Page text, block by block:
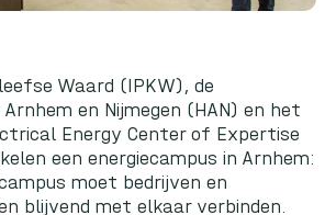
Waard (IPKW), de
en Nijmegen (HAN) en het
Energy Center of Expertise
een energiecampus in Arnhem:
moet bedrijven en
blijvend met elkaar verbinden.